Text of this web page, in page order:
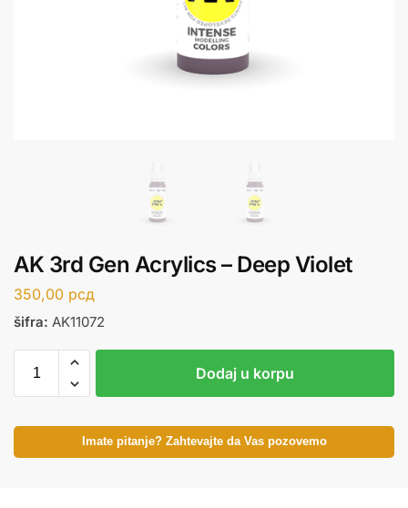
AK 3rd Gen Acrylics – Deep Violet
350,00 рсд
šifra: AK11072
Dodaj u korpu
Imate pitanje? Zahtevajte da Vas pozovemo